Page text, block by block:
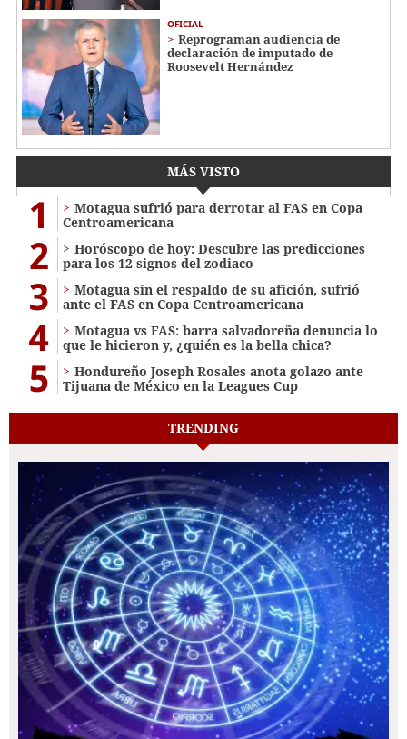
OFICIAL
Reprograman audiencia de
declaración de imputado de
Roosevelt Hernández
MÁS VISTO
1
Motagua sufrió para derrotar al FAS en Copa
Centroamericana
2
Horóscopo de hoy: Descubre las predicciones
para los 12 signos del zodiaco
3
Motagua sin el respaldo de su afición, sufrió
ante el FAS en Copa Centroamericana
4
Motagua vs FAS: barra salvadoreña denuncia lo
que le hicieron y, ¿quién es la bella chica?
5
Hondureño Joseph Rosales anota golazo ante
Tijuana de México en la Leagues Cup
TRENDING